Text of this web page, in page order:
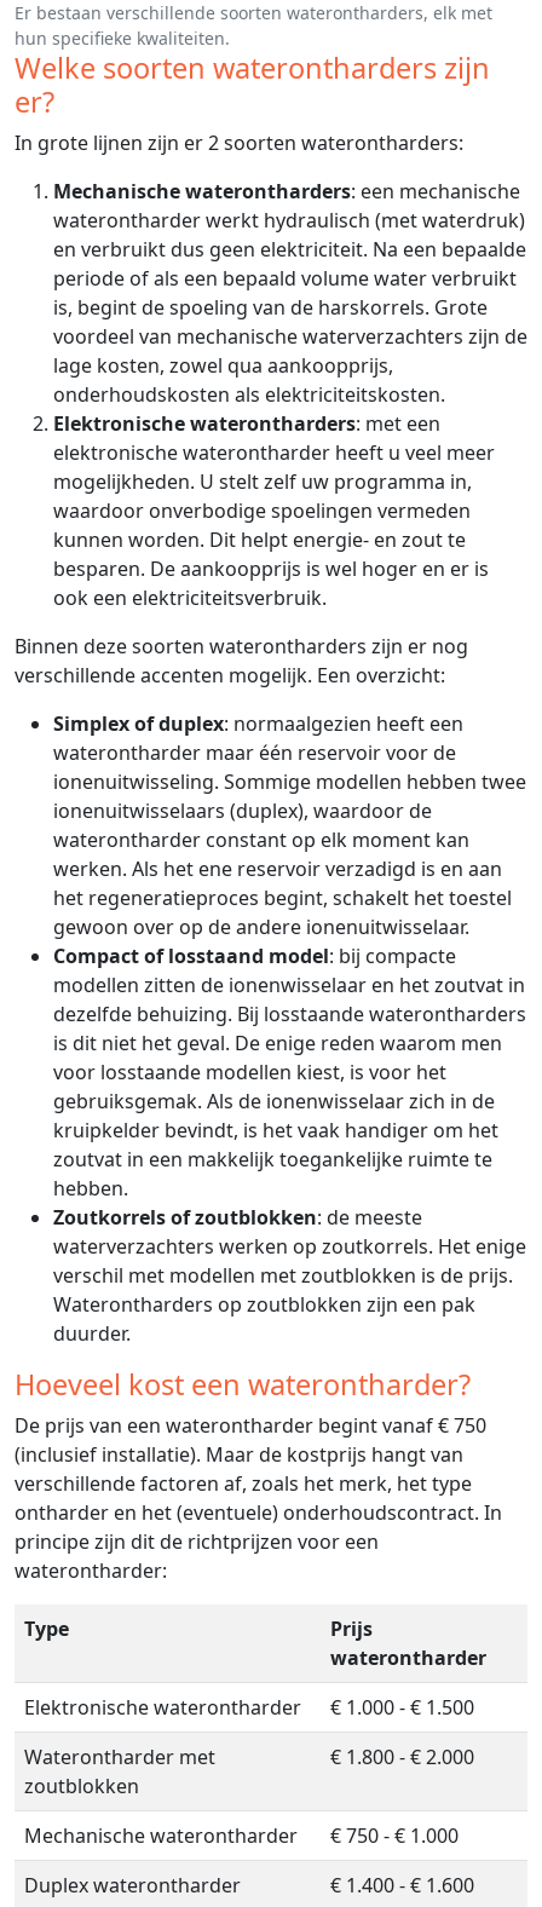
Er bestaan verschillende soorten waterontharders, elk met
hun specifieke kwaliteiten.
Welke soorten waterontharders zijn
er?
In grote lijnen zijn er 2 soorten waterontharders:
Mechanische waterontharders: een mechanische
waterontharder werkt hydraulisch (met waterdruk)
en verbruikt dus geen elektriciteit. Na een bepaalde
periode of als een bepaald volume water verbruikt
is, begint de spoeling van de harskorrels. Grote
voordeel van mechanische waterverzachters zijn de
lage kosten, zowel qua aankoopprijs,
onderhoudskosten als elektriciteitskosten.
Elektronische waterontharders: met een
elektronische waterontharder heeft u veel meer
mogelijkheden. U stelt zelf uw programma in,
waardoor onverbodige spoelingen vermeden
kunnen worden. Dit helpt energie- en zout te
besparen. De aankoopprijs is wel hoger en er is
ook een elektriciteitsverbruik.
Binnen deze soorten waterontharders zijn er nog
verschillende accenten mogelijk. Een overzicht:
Simplex of duplex: normaalgezien heeft een
waterontharder maar één reservoir voor de
ionenuitwisseling. Sommige modellen hebben twee
ionenuitwisselaars (duplex), waardoor de
waterontharder constant op elk moment kan
werken. Als het ene reservoir verzadigd is en aan
het regeneratieproces begint, schakelt het toestel
gewoon over op de andere ionenuitwisselaar.
Compact of losstaand model: bij compacte
modellen zitten de ionenwisselaar en het zoutvat in
dezelfde behuizing. Bij losstaande waterontharders
is dit niet het geval. De enige reden waarom men
voor losstaande modellen kiest, is voor het
gebruiksgemak. Als de ionenwisselaar zich in de
kruipkelder bevindt, is het vaak handiger om het
zoutvat in een makkelijk toegankelijke ruimte te
hebben.
Zoutkorrels of zoutblokken: de meeste
waterverzachters werken op zoutkorrels. Het enige
verschil met modellen met zoutblokken is de prijs.
Waterontharders op zoutblokken zijn een pak
duurder.
Hoeveel kost een waterontharder?
De prijs van een waterontharder begint vanaf € 750
(inclusief installatie). Maar de kostprijs hangt van
verschillende factoren af, zoals het merk, het type
ontharder en het (eventuele) onderhoudscontract. In
principe zijn dit de richtprijzen voor een
waterontharder:
Type
Prijs
waterontharder
Elektronische waterontharder
€ 1.000 - € 1.500
Waterontharder met
zoutblokken
€ 1.800 - € 2.000
Mechanische waterontharder
€ 750 - € 1.000
Duplex waterontharder
€ 1.400 - € 1.600